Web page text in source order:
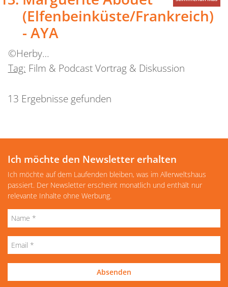
(Elfenbeinküste/Frankreich)
- AYA
©Herby…
Tag: Film & Podcast Vortrag & Diskussion
13 Ergebnisse gefunden
Ich möchte den Newsletter erhalten
Ich möchte auf dem Laufenden bleiben, was im Allerweltshaus
passiert. Der Newsletter erscheint monatlich und enthält nur
relevante Inhalte ohne Werbung.
Absenden